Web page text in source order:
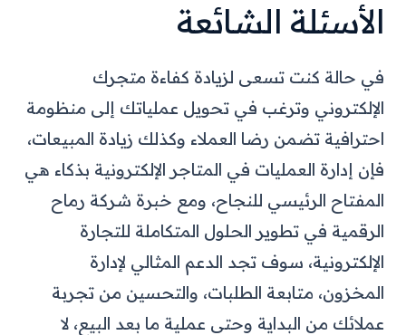
الأسئلة الشائعة
في حالة كنت تسعى لزيادة كفاءة متجرك
الإلكتروني وترغب في تحويل عملياتك إلى منظومة
احترافية تضمن رضا العملاء وكذلك زيادة المبيعات،
فإن إدارة العمليات في المتاجر الإلكترونية بذكاء هي
المفتاح الرئيسي للنجاح، ومع خبرة شركة رماح
الرقمية في تطوير الحلول المتكاملة للتجارة
الإلكترونية، سوف تجد الدعم المثالي لإدارة
المخزون، متابعة الطلبات، والتحسين من تجربة
عملائك من البداية وحتى عملية ما بعد البيع، لا